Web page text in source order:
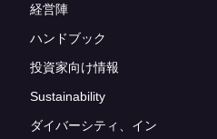
経営陣
ハンドブック
投資家向け情報
Sustainability
ダイバーシティ、イン